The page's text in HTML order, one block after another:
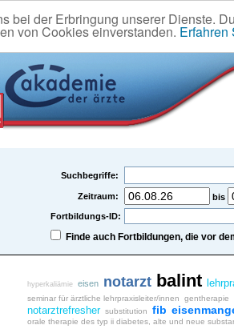
bei der Erbringung unserer Dienste.
von Cookies einverstanden. Erfahren
Suchbegriffe:
Zeitraum:
bis
Fortbildungs-ID:
Finde auch Fortbildungen, die vor
hyperkaliämie eisen notarzt balint
seminar für ärztliche lehrpraxisleiter/innen gentherapie
notarztrefresher substitution fib
orale therapie des typ ii diabetes, alte und neue